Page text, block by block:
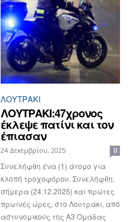
ΛΟΥΤΡΆΚΙ
ΛΟΥΤΡΑΚΙ:47χρονος
έκλεψε πατίνι και τον
έπιασαν
24 Δεκεμβρίου, 2025 0
Συνελήφθη ένα (1) άτομο για
κλοπή τροχοφόρου. Συνελήφθη,
σήμερα (24.12.2025) και πρώτες
πρωινές ώρες, στο Λουτράκι, από
αστυνομικούς της Α3 Ομάδας